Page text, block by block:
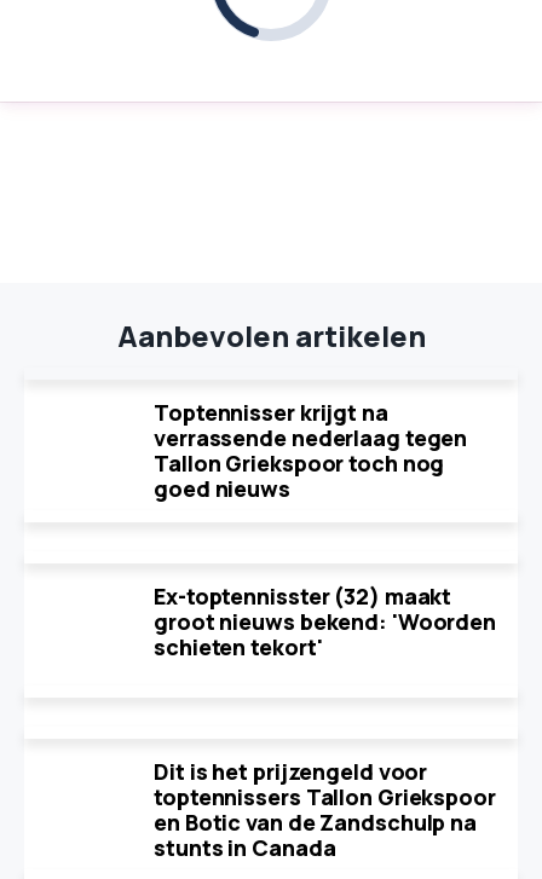
Aanbevolen artikelen
Toptennisser krijgt na
verrassende nederlaag tegen
Tallon Griekspoor toch nog
goed nieuws
Ex-toptennisster (32) maakt
groot nieuws bekend: 'Woorden
schieten tekort'
Dit is het prijzengeld voor
toptennissers Tallon Griekspoor
en Botic van de Zandschulp na
stunts in Canada